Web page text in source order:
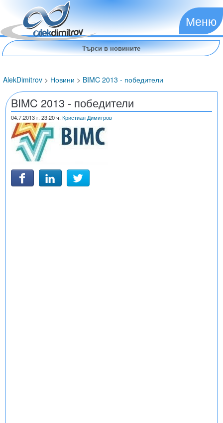
Меню
AlekDimitrov > Новини > BIMC 2013 - победители
BIMC 2013 - победители
04.7.2013г. 23:20 ч. Кристиан Димитров